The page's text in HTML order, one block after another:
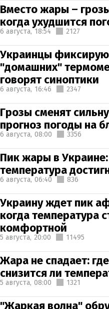
Вместо жары –
когда ухудшится
6 августа, 18:54 2127
Украинцы
"домашних"
говорят синоптики
6 августа, 16:46 2347
Грозы сменят
прогноз погоды на
6 августа, 08:00 3356
Пик жары в Украине:
температура
6 августа, 06:40 836
Украину ждет пик
когда температура
комфортной
5 августа, 20:00 11495
Жара не спадает:
снизится ли
5 августа, 08:00 1321
"Жаркая волна"